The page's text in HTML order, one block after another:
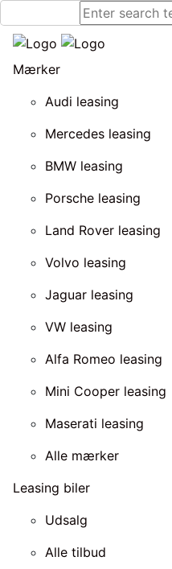
Mærker
Audi leasing
Mercedes leasing
BMW leasing
Porsche leasing
Land Rover leasing
Volvo leasing
Jaguar leasing
VW leasing
Alfa Romeo leasing
Mini Cooper leasing
Maserati leasing
Alle mærker
Leasing biler
Udsalg
Alle tilbud